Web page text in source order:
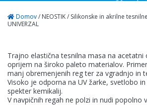
Domov/ NEOSTIK/ Silikonske in akrilne
UNIVERZAL
Trajno elastična tesnilna masa na acetatni
oprijem na široko paleto materialov.
manj obremenjenih reg ter za vgradnjo in
Visoko je odporna na UV žarke, svetlobo
spekter kemikalij.
V navpičnih regah ne polzi in nudi popolno
Kontakt
NEOSTIK